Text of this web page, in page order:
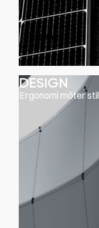
Läs mer
DESIGN
Ergonomi möter stil